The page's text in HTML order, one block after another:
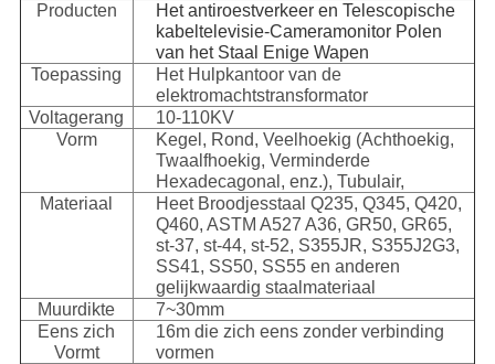
Producten
Het antiroestverkeer en Telescopische
kabeltelevisie-Cameramonitor Polen
van het Staal Enige Wapen
Toepassing
Het Hulpkantoor van de
elektromachtstransformator
Voltagerang
10-110KV
Vorm
Kegel, Rond, Veelhoekig (Achthoekig,
Twaalfhoekig, Verminderde
Hexadecagonal, enz.), Tubulair,
Materiaal
Heet Broodjesstaal Q235, Q345, Q420,
Q460, ASTM A527 A36, GR50, GR65,
st-37, st-44, st-52, S355JR, S355J2G3,
SS41, SS50, SS55 en anderen
gelijkwaardig staalmateriaal
Muurdikte
7~30mm
Eens zich
Vormt
16m die zich eens zonder verbinding
vormen